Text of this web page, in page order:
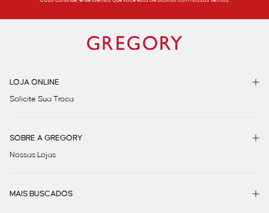
LOJA ONLINE
Solicite Sua Troca
SOBRE A GREGORY
Nossas Lojas
MAIS BUSCADOS